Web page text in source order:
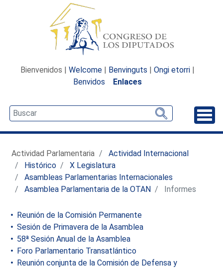
Bienvenidos | Welcome | Benvinguts | Ongi etorri |
Benvidos
Enlaces
Actividad Parlamentaria
Actividad Internacional
Histórico
X Legislatura
Asambleas Parlamentarias Internacionales
Asamblea Parlamentaria de la OTAN
Informes
Reunión de la Comisión Permanente
Sesión de Primavera de la Asamblea
58ª Sesión Anual de la Asamblea
Foro Parlamentario Transatlántico
Reunión conjunta de la Comisión de Defensa y